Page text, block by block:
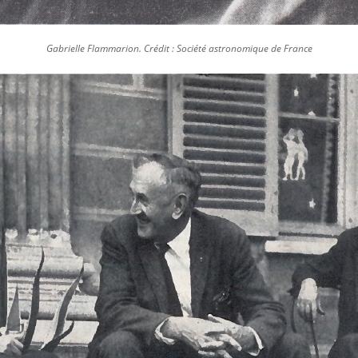
Gabrielle Flammarion. Crédit : Société astronomique de France